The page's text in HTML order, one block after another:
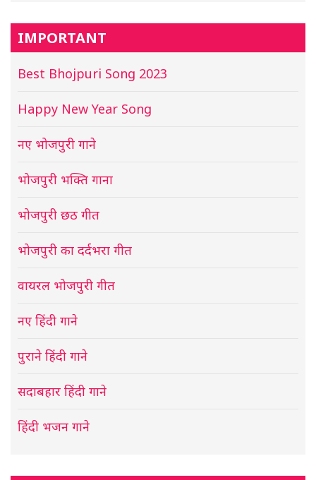
IMPORTANT
Best Bhojpuri Song 2023
Happy New Year Song
नए भोजपुरी गाने
भोजपुरी भक्ति गाना
भोजपुरी छठ गीत
भोजपुरी का दर्दभरा गीत
वायरल भोजपुरी गीत
नए हिंदी गाने
पुराने हिंदी गाने
सदाबहार हिंदी गाने
हिंदी भजन गाने